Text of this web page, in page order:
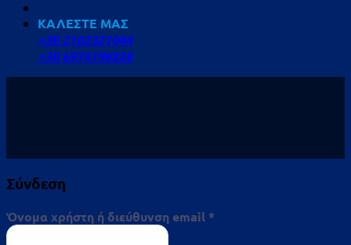
ΚΑΛΕΣΤΕ ΜΑΣ
+30 2102321044
+30 6974196828
Σύνδεση
Όνομα χρήστη ή διεύθυνση email *